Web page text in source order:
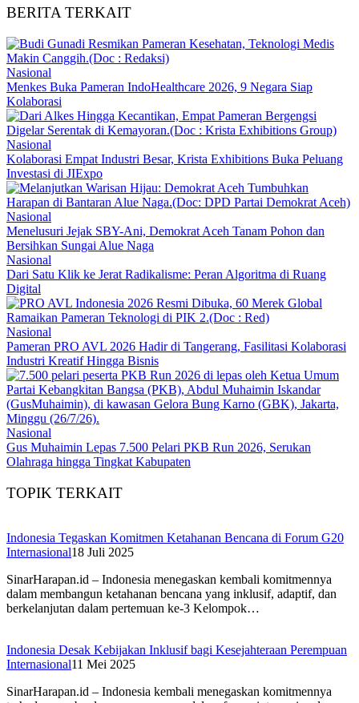
BERITA TERKAIT
Nasional
Menkes Buka Pameran IndoHealthcare 2026, 9 Negara Siap
Kolaborasi
Nasional
Kolaborasi Empat Industri Besar, Krista Exhibitions Buka Peluang
Investasi di JIExpo
Nasional
Menelusuri Jejak SBY-Ani, Demokrat Aceh Tanam Pohon dan
Bersihkan Sungai Alue Naga
Nasional
Dari Satu Klik ke Jerat Radikalisme: Peran Algoritma di Ruang
Digital
Nasional
Pameran PRO AVL 2026 Hadir di Tangerang, Fasilitasi Kolaborasi
Industri Kreatif Hingga Bisnis
Nasional
Gus Muhaimin Lepas 7.500 Pelari PKB Run 2026, Serukan
Olahraga hingga Tingkat Kabupaten
TOPIK TERKAIT
Indonesia Tegaskan Komitmen Ketahanan Bencana di Forum G20
Internasional18 Juli 2025
SinarHarapan.id – Indonesia menegaskan kembali komitmennya
dalam membangun ketahanan bencana yang inklusif, adaptif, dan
berkelanjutan dalam pertemuan ke-3 Kelompok…
Indonesia Desak Kebijakan Inklusif bagi Kesejahteraan Perempuan
Internasional11 Mei 2025
SinarHarapan.id – Indonesia kembali menegaskan komitmennya